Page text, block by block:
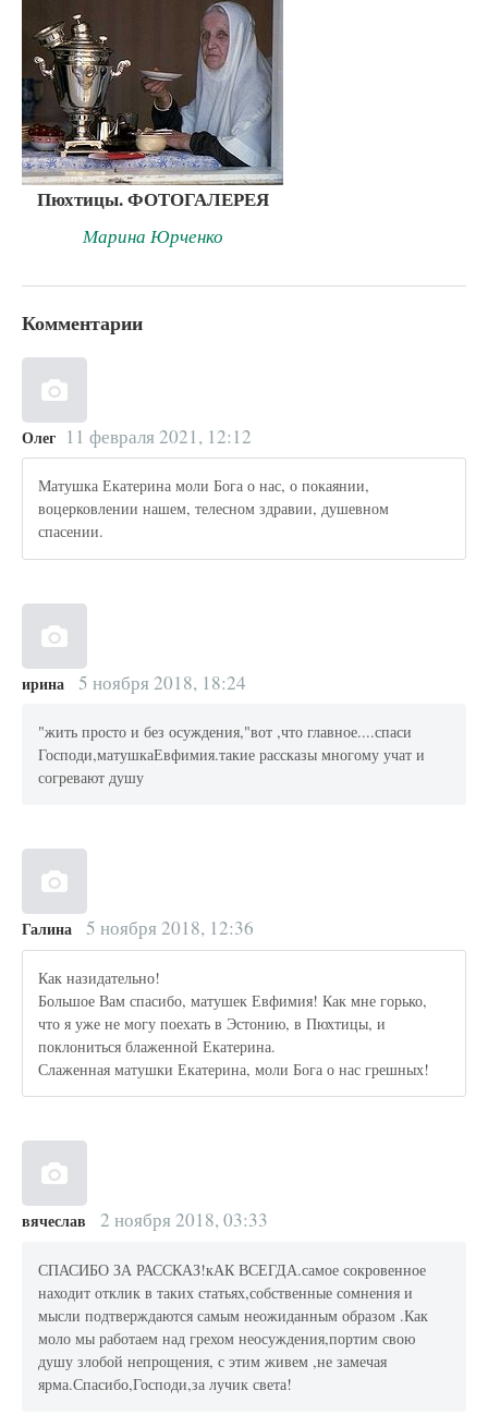
Пюхтицы. ФОТОГАЛЕРЕЯ
Марина Юрченко
Комментарии
Олег 11 февраля 2021, 12:12
Матушка Екатерина моли Бога о нас, о покаянии,
воцерковлении нашем, телесном здравии, душевном
спасении.
ирина 5 ноября 2018, 18:24
"жить просто и без осуждения,"вот ,что главное....спаси
Господи,матушкаЕвфимия.такие рассказы многому учат и
согревают душу
Галина 5 ноября 2018, 12:36
Как назидательно!
Большое Вам спасибо, матушек Евфимия! Как мне горько,
что я уже не могу поехать в Эстонию, в Пюхтицы, и
поклониться блаженной Екатерина.
Слаженная матушки Екатерина, моли Бога о нас грешных!
вячеслав 2 ноября 2018, 03:33
СПАСИБО ЗА РАССКАЗ!кАК ВСЕГДА.самое сокровенное
находит отклик в таких статьях,собственные сомнения и
мысли подтверждаются самым неожиданным образом .Как
моло мы работаем над грехом неосуждения,портим свою
душу злобой непрощения, с этим живем ,не замечая
ярма.Спасибо,Господи,за лучик света!